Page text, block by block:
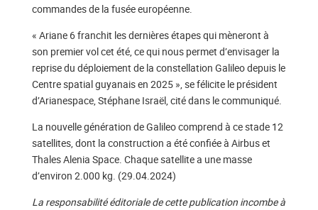
commandes de la fusée européenne.
« Ariane 6 franchit les dernières étapes qui mèneront à
son premier vol cet été, ce qui nous permet d’envisager la
reprise du déploiement de la constellation Galileo depuis le
Centre spatial guyanais en 2025 », se félicite le président
d’Arianespace, Stéphane Israël, cité dans le communiqué.
La nouvelle génération de Galileo comprend à ce stade 12
satellites, dont la construction a été confiée à Airbus et
Thales Alenia Space. Chaque satellite a une masse
d’environ 2.000 kg. (29.04.2024)
La responsabilité éditoriale de cette publication incombe à